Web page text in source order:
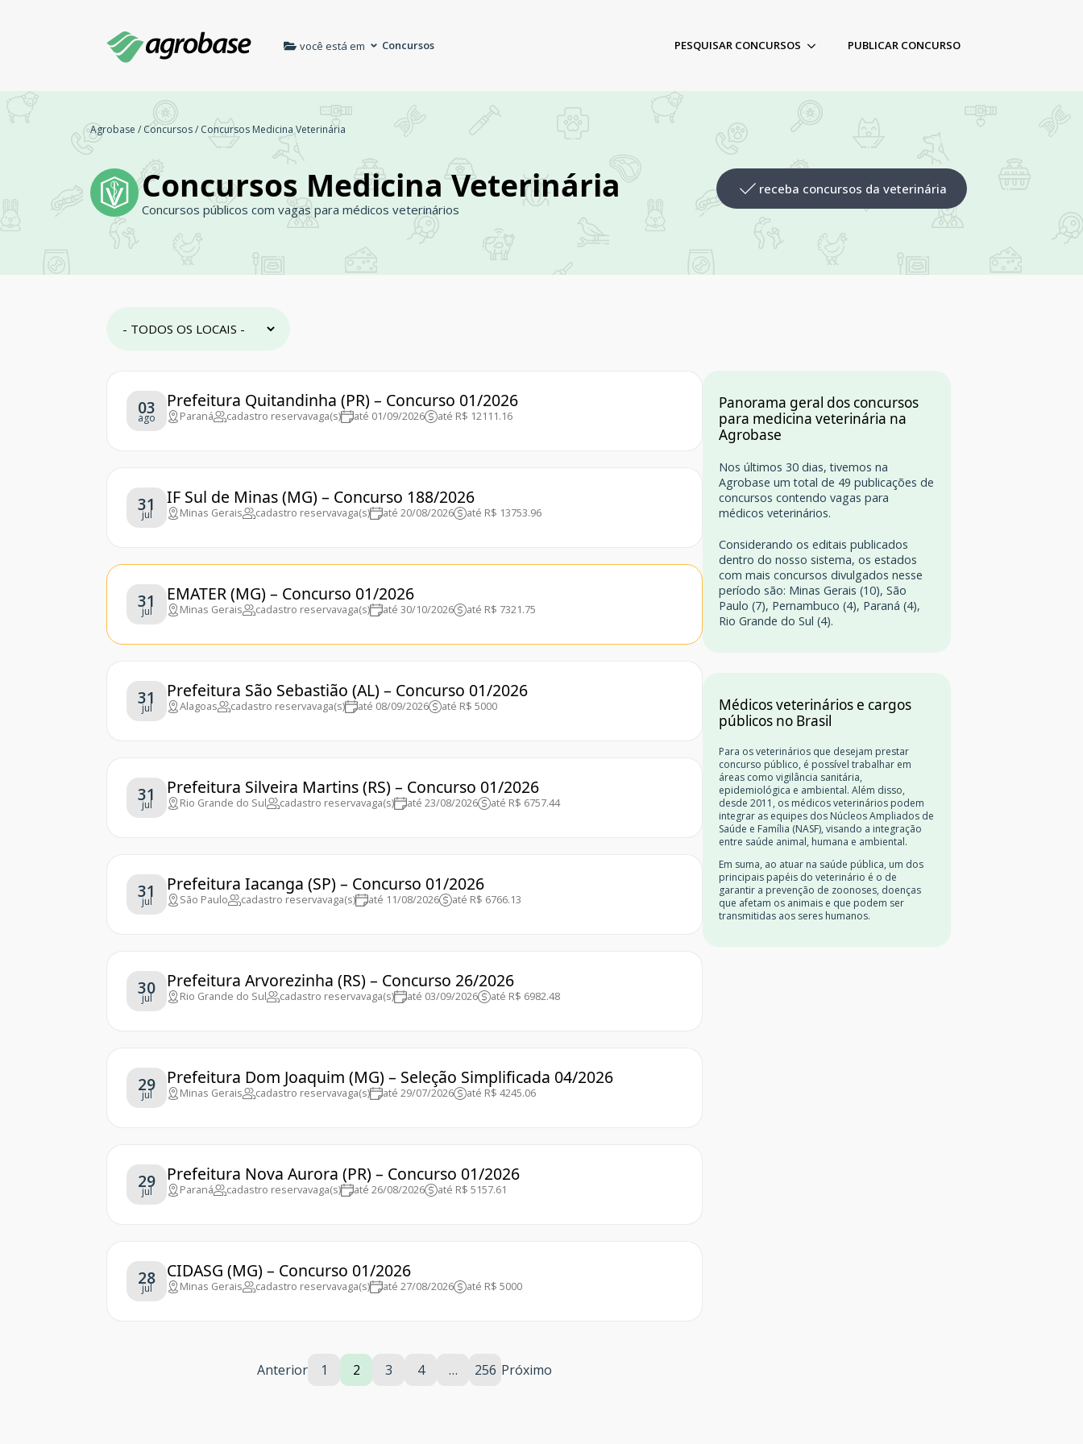
você está em Concursos PESQUISAR CONCURSOS PUBLICAR CONCURSO
Agrobase / Concursos/ Concursos Medicina Veterinária
Concursos Medicina Veterinária
Concursos públicos com vagas para médicos veterinários
receba concursos da veterinária
03
ago
Prefeitura Quitandinha (PR) – Concurso 01/2026
Paraná cadastro reservavaga(s) até 01/09/2026 até R$ 12111.16
31
jul
IF Sul de Minas (MG) – Concurso 188/2026
Minas Gerais cadastro reservavaga(s) até 20/08/2026 até R$ 13753.96
31
jul
EMATER (MG) – Concurso 01/2026
Minas Gerais cadastro reservavaga(s) até 30/10/2026 até R$ 7321.75
31
jul
Prefeitura São Sebastião (AL) – Concurso 01/2026
Alagoas cadastro reservavaga(s) até 08/09/2026 até R$ 5000
31
jul
Prefeitura Silveira Martins (RS) – Concurso 01/2026
Rio Grande do Sul cadastro reservavaga(s) até 23/08/2026 até R$ 6757.44
31
jul
Prefeitura Iacanga (SP) – Concurso 01/2026
São Paulo cadastro reservavaga(s) até 11/08/2026 até R$ 6766.13
30
jul
Prefeitura Arvorezinha (RS) – Concurso 26/2026
Rio Grande do Sul cadastro reservavaga(s) até 03/09/2026 até R$ 6982.48
29
jul
Prefeitura Dom Joaquim (MG) – Seleção Simplificada 04/2026
Minas Gerais cadastro reservavaga(s) até 29/07/2026 até R$ 4245.06
29
jul
Prefeitura Nova Aurora (PR) – Concurso 01/2026
Paraná cadastro reservavaga(s) até 26/08/2026 até R$ 5157.61
28
jul
CIDASG (MG) – Concurso 01/2026
Minas Gerais cadastro reservavaga(s) até 27/08/2026 até R$ 5000
Anterior 1 2 3 4 … 256 Próximo
Panorama geral dos concursos
para medicina veterinária na
Agrobase
Nos últimos 30 dias, tivemos na
Agrobase um total de 49 publicações de
concursos contendo vagas para
médicos veterinários.
Considerando os editais publicados
dentro do nosso sistema, os estados
com mais concursos divulgados nesse
período são: Minas Gerais (10), São
Paulo (7), Pernambuco (4), Paraná (4),
Rio Grande do Sul (4).
Médicos veterinários e cargos
públicos no Brasil
Para os veterinários que desejam prestar
concurso público, é possível trabalhar em
áreas como vigilância sanitária,
epidemiológica e ambiental. Além disso,
desde 2011, os médicos veterinários podem
integrar as equipes dos Núcleos Ampliados de
Saúde e Família (NASF), visando a integração
entre saúde animal, humana e ambiental.
Em suma, ao atuar na saúde pública, um dos
principais papéis do veterinário é o de
garantir a prevenção de zoonoses, doenças
que afetam os animais e que podem ser
transmitidas aos seres humanos.